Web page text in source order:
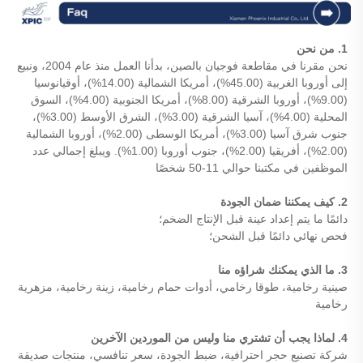
1. من نحن
نحن مقرنا في مقاطعة فوجيان بالصين، بدأنا العمل منذ عام 2004، ونبيع
إلى أوروبا الغربية (45.00%)، أمريكا الشمالية (14.00%)، أوقيانوسيا
(9.00%)، أوروبا الشرقية (8.00%)، أمريكا الجنوبية (4.00%)، السوق
المحلية (4.00%)، آسيا الشرقية (3.00%)، الشرق الأوسط (3.00%)،
جنوب شرق آسيا (3.00%)، أمريكا الوسطى (2.00%)، أوروبا الشمالية
(2.00%)، أفريقيا (2.00%)، جنوب أوروبا (1.00%). ويبلغ إجمالي عدد
الموظفين في مكتبنا حوالي 11-50 شخصًا
2. كيف يمكننا ضمان الجودة
دائمًا ما يتم إعداد عينة قبل الإنتاج الضخم؛
فحص نهائي دائمًا قبل الشحن؛
3. ما الذي يمكنك شراؤه منا
صينية رخامية، طوقا رخامي، أدوات حمام رخامية، زينة رخامية، مزهرية
رخامية
4. لماذا يجب أن تشتري منا وليس من الموردين الآخرين
شركة تصنيع حجر احترافية، ضبط الجودة، سعر تنافسي، منتجات صديقة